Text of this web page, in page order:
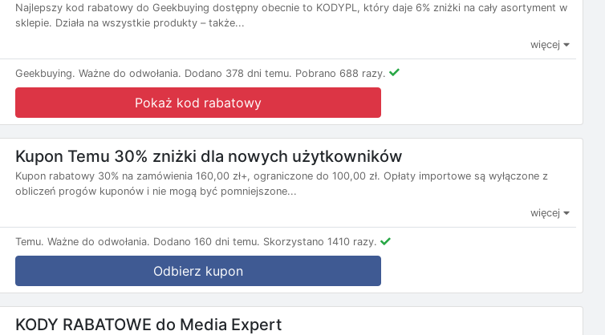
Najlepszy kod rabatowy do Geekbuying dostępny obecnie to KODYPL, który daje 6% zniżki na cały asortyment w
sklepie. Działa na wszystkie produkty – także...
więcej
Geekbuying. Ważne do odwołania. Dodano 378 dni temu. Pobrano 688 razy.
Pokaż kod rabatowy
Kupon Temu 30% zniżki dla nowych użytkowników
Kupon rabatowy 30% na zamówienia 160,00 zł+, ograniczone do 100,00 zł. Opłaty importowe są wyłączone z
obliczeń progów kuponów i nie mogą być pomniejszone...
więcej
Temu. Ważne do odwołania. Dodano 160 dni temu. Skorzystano 1410 razy.
Odbierz kupon
KODY RABATOWE do Media Expert